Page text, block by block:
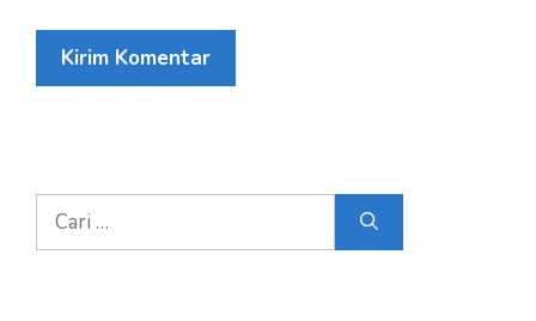
Cari
untuk: